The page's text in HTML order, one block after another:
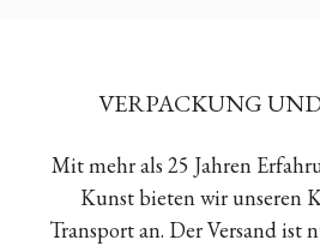
VERPACKUNG
Mit mehr als 25 Jahren
Kunst bieten wir unseren
Transport an. Der Versand ist